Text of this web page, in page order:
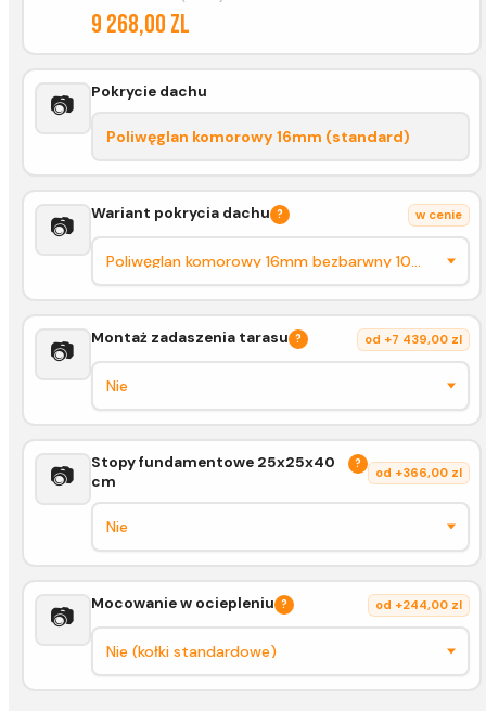
9 268,00 zl
📷 Pokrycie dachu
Poliwęglan komorowy 16mm (standard)
📷 Wariant pokrycia dachu ? w cenie
📷 Montaż zadaszenia tarasu ? od +7 439,00 zl
📷
Stopy fundamentowe 25x25x40
cm
?
od +366,00 zl
📷 Mocowanie w ociepleniu ? od +244,00 zl